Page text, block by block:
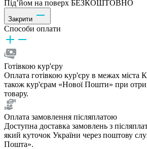
Під’йом на поверх БЕЗКОШТОВНО
Закрити
Способи оплати
Готівкою кур'єру
Оплата готівкою кур'єру в межах міста
також кур'єрам «Нової Пошти» при
товару.
Оплата замовлення післяплатою
Доступна доставка замовлень з
який куточок України через поштову
Пошта».